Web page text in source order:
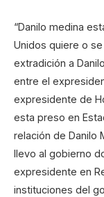
“Danilo medina
Unidos quiere o
extradición a
entre el
expresidente de
esta preso en
relación de Danilo
llevo al gobierno
expresidente en
instituciones del